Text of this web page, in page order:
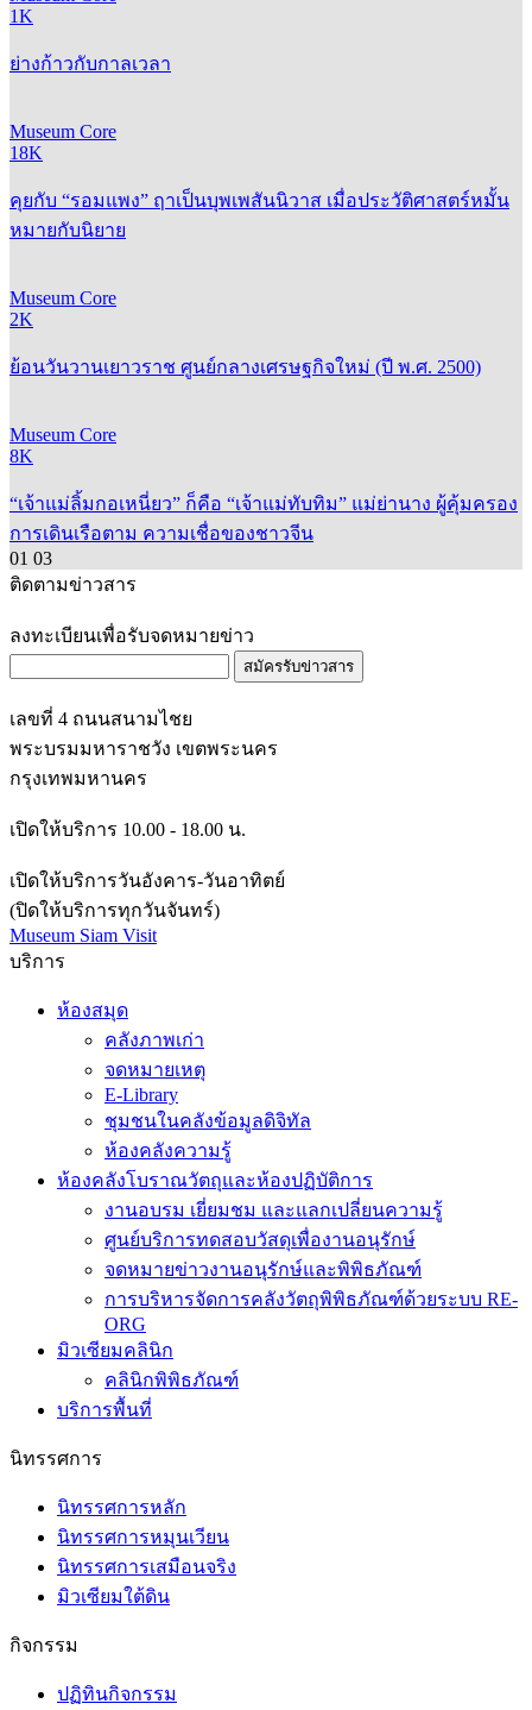
1K
ย่างก้าวกับกาลเวลา
Museum Core
18K
คุยกับ “รอมแพง” ฤาเป็นบุพเพสันนิวาส เมื่อประวัติศาสตร์หมั้น
หมายกับนิยาย
Museum Core
2K
ย้อนวันวานเยาวราช ศูนย์กลางเศรษฐกิจใหม่ (ปี พ.ศ. 2500)
Museum Core
8K
“เจ้าแม่ลิ้มกอเหนี่ยว” ก็คือ “เจ้าแม่ทับทิม” แม่ย่านาง ผู้คุ้มครอง
การเดินเรือตาม ความเชื่อของชาวจีน
01 03
ติดตามข่าวสาร
ลงทะเบียนเพื่อรับจดหมายข่าว
สมัครรับข่าวสาร
เลขที่ 4 ถนนสนามไชย
พระบรมมหาราชวัง เขตพระนคร
กรุงเทพมหานคร
เปิดให้บริการ 10.00 - 18.00 น.
เปิดให้บริการวันอังคาร-วันอาทิตย์
(ปิดให้บริการทุกวันจันทร์)
Museum Siam Visit
บริการ
ห้องสมุด
คลังภาพเก่า
จดหมายเหตุ
E-Library
ชุมชนในคลังข้อมูลดิจิทัล
ห้องคลังความรู้
ห้องคลังโบราณวัตถุและห้องปฏิบัติการ
งานอบรม เยี่ยมชม และแลกเปลี่ยนความรู้
ศูนย์บริการทดสอบวัสดุเพื่องานอนุรักษ์
จดหมายข่าวงานอนุรักษ์และพิพิธภัณฑ์
การบริหารจัดการคลังวัตถุพิพิธภัณฑ์ด้วยระบบ RE-
ORG
มิวเซียมคลินิก
คลินิกพิพิธภัณฑ์
บริการพื้นที่
นิทรรศการ
นิทรรศการหลัก
นิทรรศการหมุนเวียน
นิทรรศการเสมือนจริง
มิวเซียมใต้ดิน
กิจกรรม
ปฏิทินกิจกรรม